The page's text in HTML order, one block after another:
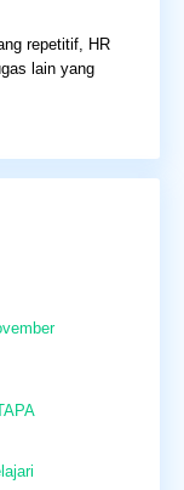
repetitif, HR
lain yang